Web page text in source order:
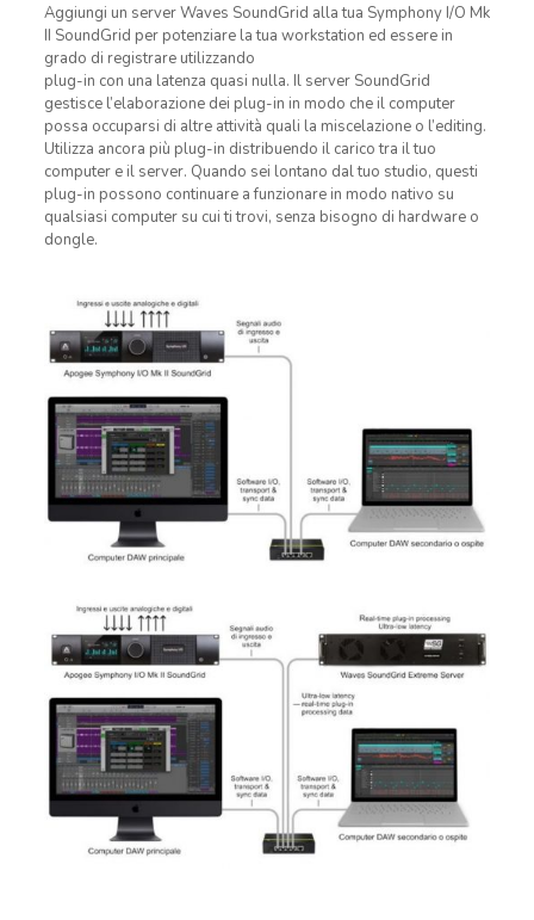
Aggiungi un server Waves SoundGrid alla tua Symphony I/O Mk
II SoundGrid per potenziare la tua workstation ed essere in
grado di registrare utilizzando
plug-in con una latenza quasi nulla. Il server SoundGrid
gestisce l’elaborazione dei plug-in in modo che il computer
possa occuparsi di altre attività quali la miscelazione o l’editing.
Utilizza ancora più plug-in distribuendo il carico tra il tuo
computer e il server. Quando sei lontano dal tuo studio, questi
plug-in possono continuare a funzionare in modo nativo su
qualsiasi computer su cui ti trovi, senza bisogno di hardware o
dongle.